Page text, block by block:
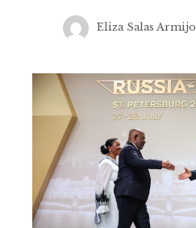
Eliza Salas Armijo